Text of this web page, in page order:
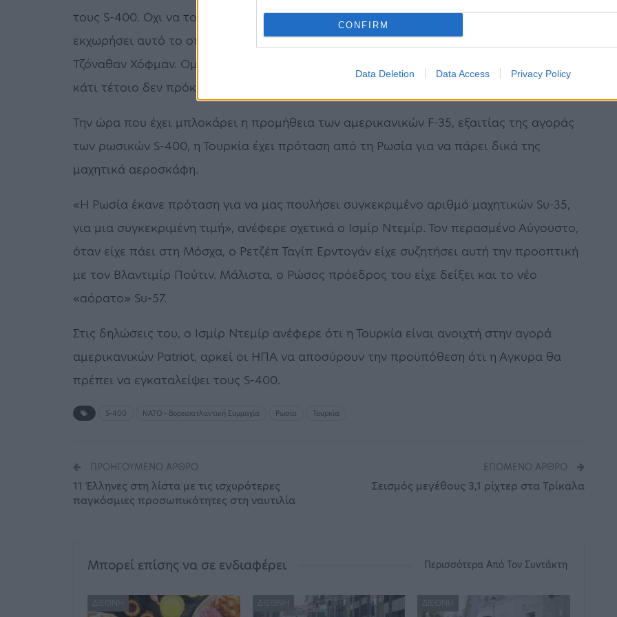
CONFIRM
Data Deletion Data Access Privacy Policy
τους S-400. Οχι να τους βάλει σε μια αποθήκη και να τους κλειδώσει. Θα πρέπει να
εκχωρήσει αυτό το οπλικό σύστημα», δήλωσε ο εκπρόσωπος του Πενταγώνου,
Τζόναθαν Χόφμαν. Ομως, ο Ρετζέπ Ταγίπ Ερντογάν έχει ξεκαθαρίσει επανειλημμένα ότι
κάτι τέτοιο δεν πρόκειται να συμβεί.
Την ώρα που έχει μπλοκάρει η προμήθεια των αμερικανικών F-35, εξαιτίας της αγοράς
των ρωσικών S-400, η Τουρκία έχει πρόταση από τη Ρωσία για να πάρει δικά της
μαχητικά αεροσκάφη.
«Η Ρωσία έκανε πρόταση για να μας πουλήσει συγκεκριμένο αριθμό μαχητικών Su-35,
για μια συγκεκριμένη τιμή», ανέφερε σχετικά ο Ισμίρ Ντεμίρ. Τον περασμένο Αύγουστο,
όταν είχε πάει στη Μόσχα, ο Ρετζέπ Ταγίπ Ερντογάν είχε συζητήσει αυτή την προοπτική
με τον Βλαντιμίρ Πούτιν. Μάλιστα, ο Ρώσος πρόεδρος του είχε δείξει και το νέο
«αόρατο» Su-57.
Στις δηλώσεις του, ο Ισμίρ Ντεμίρ ανέφερε ότι η Τουρκία είναι ανοιχτή στην αγορά
αμερικανικών Patriot, αρκεί οι ΗΠΑ να αποσύρουν την προϋπόθεση ότι η Αγκυρα θα
πρέπει να εγκαταλείψει τους S-400.
S-400 ΝΑΤΟ - Βορειοατλαντική Συμμαχία Ρωσία Τουρκία
ΠΡΟΗΓΟΎΜΕΝΟ ΆΡΘΡΟ
11 Έλληνες στη λίστα με τις ισχυρότερες
παγκόσμιες προσωπικότητες στη ναυτιλία
ΕΠΌΜΕΝΟ ΆΡΘΡΟ
Σεισμός μεγέθους 3,1 ρίχτερ στα Τρίκαλα
Μπορεί επίσης να σε ενδιαφέρει Περισσότερα Από Τον Συντάκτη
ΔΙΕΘΝΉ ΔΙΕΘΝΉ ΔΙΕΘΝΉ